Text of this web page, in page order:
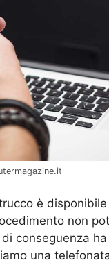
è
non
conseguenza
una